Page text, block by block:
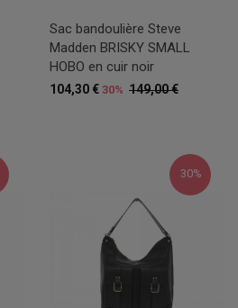
Sac bandoulière Steve
Madden BRISKY SMALL
HOBO en cuir noir
149,00 €
104,30 € 30%
30%